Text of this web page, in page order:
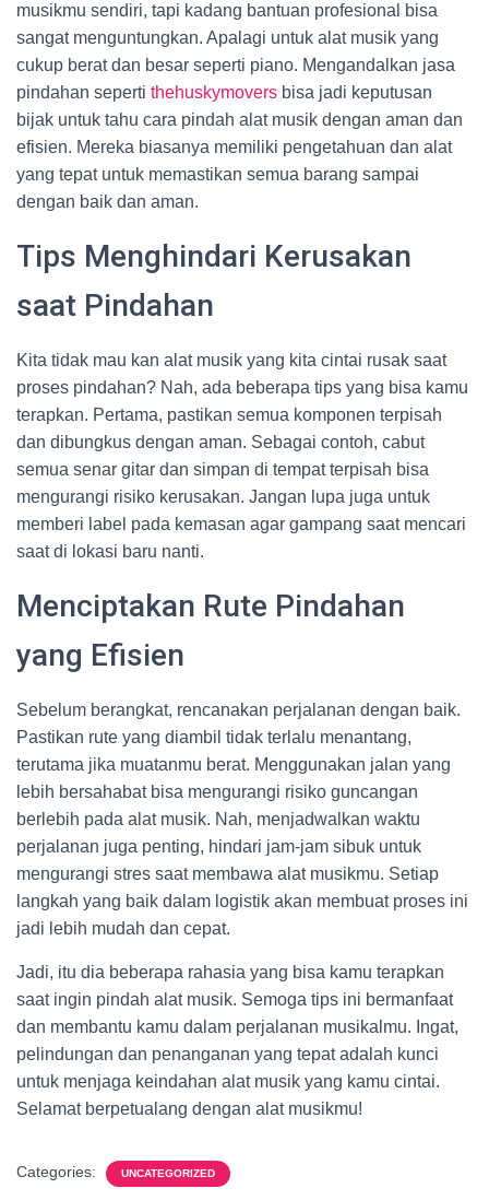
musikmu sendiri, tapi kadang bantuan profesional bisa
sangat menguntungkan. Apalagi untuk alat musik yang
cukup berat dan besar seperti piano. Mengandalkan jasa
pindahan seperti thehuskymovers bisa jadi keputusan
bijak untuk tahu cara pindah alat musik dengan aman dan
efisien. Mereka biasanya memiliki pengetahuan dan alat
yang tepat untuk memastikan semua barang sampai
dengan baik dan aman.
Tips Menghindari Kerusakan
saat Pindahan
Kita tidak mau kan alat musik yang kita cintai rusak saat
proses pindahan? Nah, ada beberapa tips yang bisa kamu
terapkan. Pertama, pastikan semua komponen terpisah
dan dibungkus dengan aman. Sebagai contoh, cabut
semua senar gitar dan simpan di tempat terpisah bisa
mengurangi risiko kerusakan. Jangan lupa juga untuk
memberi label pada kemasan agar gampang saat mencari
saat di lokasi baru nanti.
Menciptakan Rute Pindahan
yang Efisien
Sebelum berangkat, rencanakan perjalanan dengan baik.
Pastikan rute yang diambil tidak terlalu menantang,
terutama jika muatanmu berat. Menggunakan jalan yang
lebih bersahabat bisa mengurangi risiko guncangan
berlebih pada alat musik. Nah, menjadwalkan waktu
perjalanan juga penting, hindari jam-jam sibuk untuk
mengurangi stres saat membawa alat musikmu. Setiap
langkah yang baik dalam logistik akan membuat proses ini
jadi lebih mudah dan cepat.
Jadi, itu dia beberapa rahasia yang bisa kamu terapkan
saat ingin pindah alat musik. Semoga tips ini bermanfaat
dan membantu kamu dalam perjalanan musikalmu. Ingat,
pelindungan dan penanganan yang tepat adalah kunci
untuk menjaga keindahan alat musik yang kamu cintai.
Selamat berpetualang dengan alat musikmu!
Categories: UNCATEGORIZED